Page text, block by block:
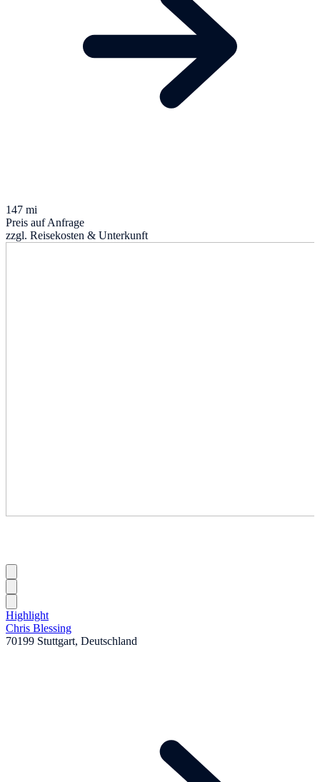
147 mi
Preis auf Anfrage
zzgl. Reisekosten & Unterkunft
Highlight
Chris Blessing
70199 Stuttgart, Deutschland